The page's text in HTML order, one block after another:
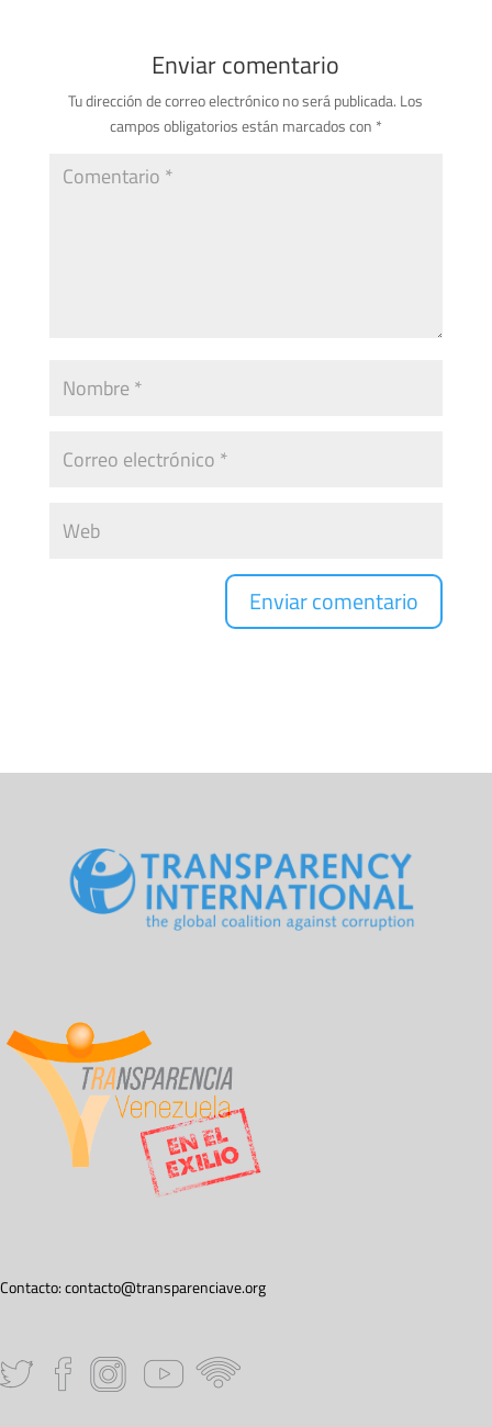
Enviar comentario
Tu dirección de correo electrónico no será publicada. Los
campos obligatorios están marcados con *
Contacto:contacto@transparenciave.org